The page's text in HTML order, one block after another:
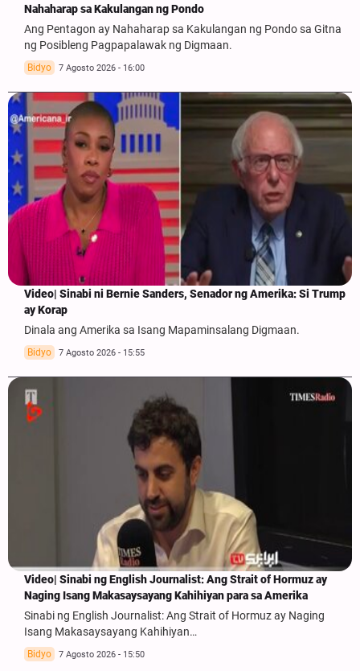
Nahaharap sa Kakulangan ng Pondo
Ang Pentagon ay Nahaharap sa Kakulangan ng Pondo sa Gitna
ng Posibleng Pagpapalawak ng Digmaan.
Bidyo 7 Agosto 2026 - 16:00
Video| Sinabi ni Bernie Sanders, Senador ng Amerika: Si Trump
ay Korap
Dinala ang Amerika sa Isang Mapaminsalang Digmaan.
Bidyo 7 Agosto 2026 - 15:55
Video| Sinabi ng English Journalist: Ang Strait of Hormuz ay
Naging Isang Makasaysayang Kahihiyan para sa Amerika
Sinabi ng English Journalist: Ang Strait of Hormuz ay Naging
Isang Makasaysayang Kahihiyan…
Bidyo 7 Agosto 2026 - 15:50